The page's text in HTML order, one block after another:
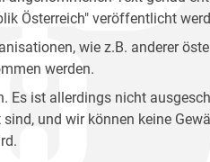
Österreich" veröffentlicht
wie z.B. anderer
werden.
ist allerdings nicht
und wir können keine